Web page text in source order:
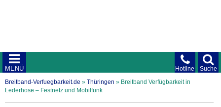
Suche
Hotline
MENÜ
Breitband-Verfuegbarkeit.de » Thüringen » Breitband Verfügbarkeit in
Lederhose – Festnetz und Mobilfunk